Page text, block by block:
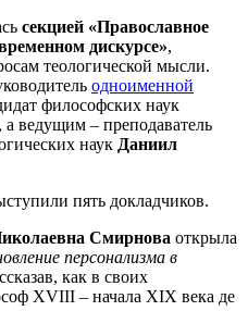
секцией «Православное
дискурсе»,
теологической мысли.
одноименной
философских наук
, а ведущим – преподаватель
наук Даниил
пять докладчиков.
Смирнова открыла
персонализма в
как в своих
XVIII – начала XIX века де